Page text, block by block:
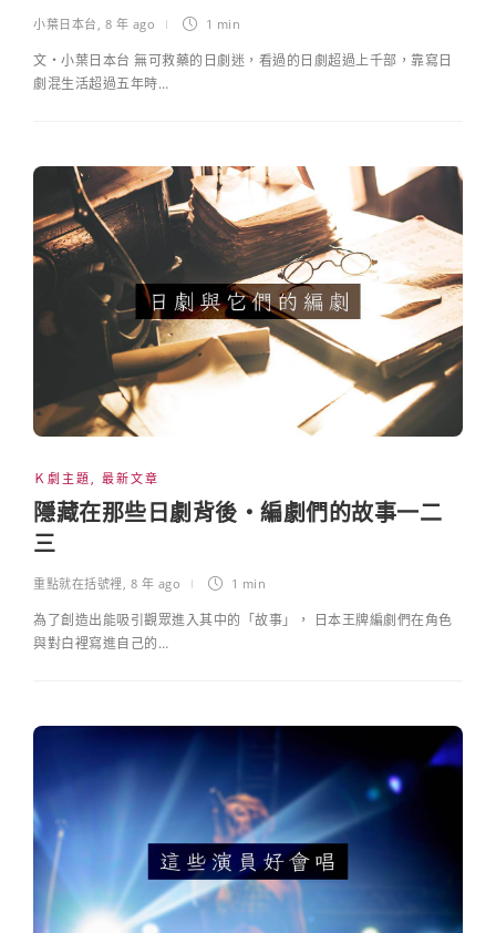
小葉日本台 8 年 ago 1 min
文・小葉日本台 無可救藥的日劇迷，看過的日劇超過上千部，靠寫日
劇混生活超過五年時…
Ｋ劇主題, 最新文章
隱藏在那些日劇背後・編劇們的故事一二
三
重點就在括號裡 , 8 年 ago 1 min
為了創造出能吸引觀眾進入其中的「故事」， 日本王牌編劇們在角色
與對白裡寫進自己的…